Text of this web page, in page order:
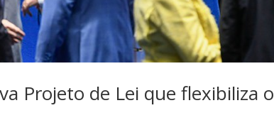
Projeto de Lei que flexibiliza o